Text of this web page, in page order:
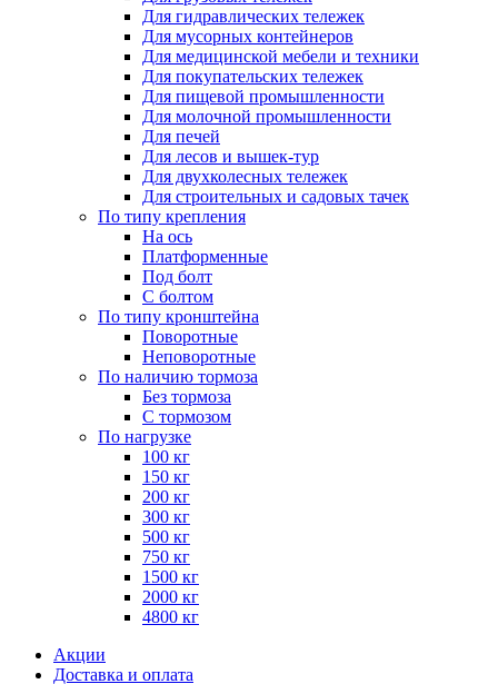
Для гидравлических тележек
Для мусорных контейнеров
Для медицинской мебели и техники
Для покупательских тележек
Для пищевой промышленности
Для молочной промышленности
Для печей
Для лесов и вышек-тур
Для двухколесных тележек
Для строительных и садовых тачек
По типу крепления
На ось
Платформенные
Под болт
С болтом
По типу кронштейна
Поворотные
Неповоротные
По наличию тормоза
Без тормоза
С тормозом
По нагрузке
100 кг
150 кг
200 кг
300 кг
500 кг
750 кг
1500 кг
2000 кг
4800 кг
Акции
Доставка и оплата